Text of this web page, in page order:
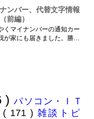
ースになっていまし...
追記※ 無事合
ました。しかも成績が上位
内？とかで表彰してもらい
)/ 文書の取り扱いや
ンバー、代替文字情報
前編）
くマイナンバーの通知カー
が家にも届きました。勝手
簡易書留の配達は限られた
情報 個人)パソコン・ＩＴ
( 171 ) 雑談トピ